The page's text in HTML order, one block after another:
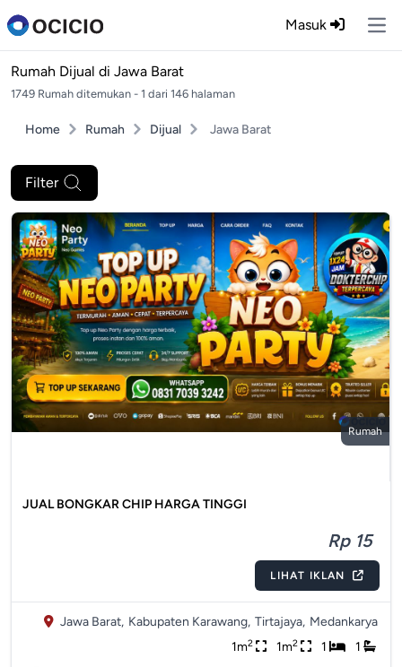
Masuk
Rumah Dijual di Jawa Barat
1749 Rumah ditemukan - 1 dari 146 halaman
Home Rumah Dijual Jawa Barat
Filter
Rumah
JUAL BONGKAR CHIP HARGA TINGGI
Rp 15
LIHAT IKLAN
Jawa Barat, Kabupaten Karawang, Tirtajaya, Medankarya
1m2 1m2 1 1